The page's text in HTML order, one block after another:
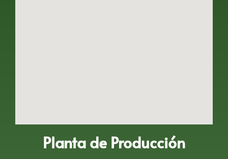
Planta de Producción